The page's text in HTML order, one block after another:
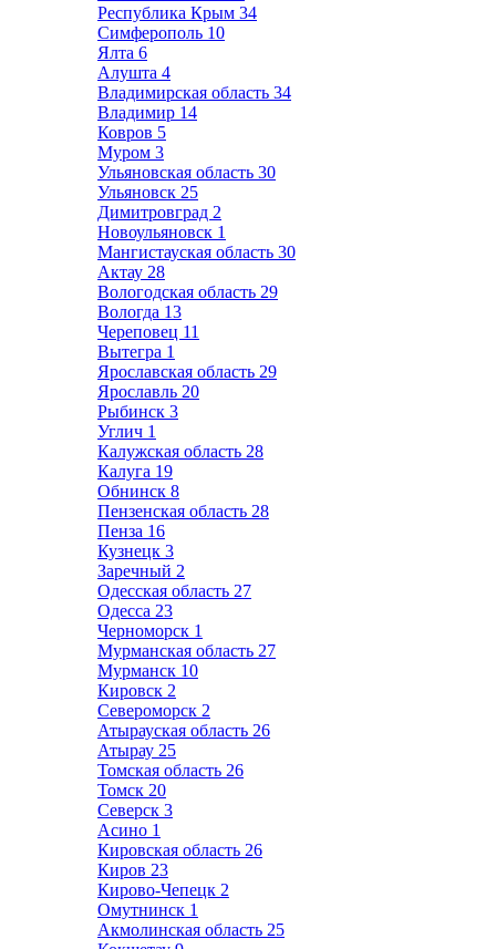
Республика Крым 34
Симферополь 10
Ялта 6
Алушта 4
Владимирская область 34
Владимир 14
Ковров 5
Муром 3
Ульяновская область 30
Ульяновск 25
Димитровград 2
Новоульяновск 1
Мангистауская область 30
Актау 28
Вологодская область 29
Вологда 13
Череповец 11
Вытегра 1
Ярославская область 29
Ярославль 20
Рыбинск 3
Углич 1
Калужская область 28
Калуга 19
Обнинск 8
Пензенская область 28
Пенза 16
Кузнецк 3
Заречный 2
Одесская область 27
Одесса 23
Черноморск 1
Мурманская область 27
Мурманск 10
Кировск 2
Североморск 2
Атырауская область 26
Атырау 25
Томская область 26
Томск 20
Северск 3
Асино 1
Кировская область 26
Киров 23
Кирово-Чепецк 2
Омутнинск 1
Акмолинская область 25